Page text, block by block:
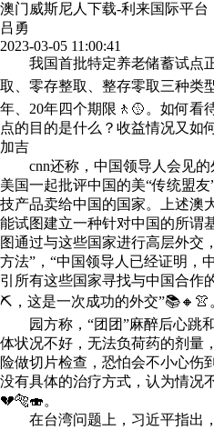
澳门威斯尼人下载-利来国际平台
吕勇
2023-03-05 11:00:41
我国首批特定养老储蓄试点
取、零存整取、整存零取三种类
年、20年四个期限🚶🥎。如何看
点的目的是什么？收益情况又如
加吉
cnn还称，中国领导人会见的
美国一起批评中国的美“传统盟
技产品卖给中国的国家。上述澳
能试图建立一种针对中国的所谓
图通过与这些国家进行高层外交
方法”，“中国领导人已经证明，
引所有这些国家寻找与中国合作
⛏，这是一次成功的外交”📚🔸👚
园方称，“团团”麻醉后心跳
体状况不好，无法负荷药的剂量
险做切片检查，恐怕会不小心伤
没有具体的治疗方式，认为情况
💔🐅🍣。
在台湾问题上，习近平指出